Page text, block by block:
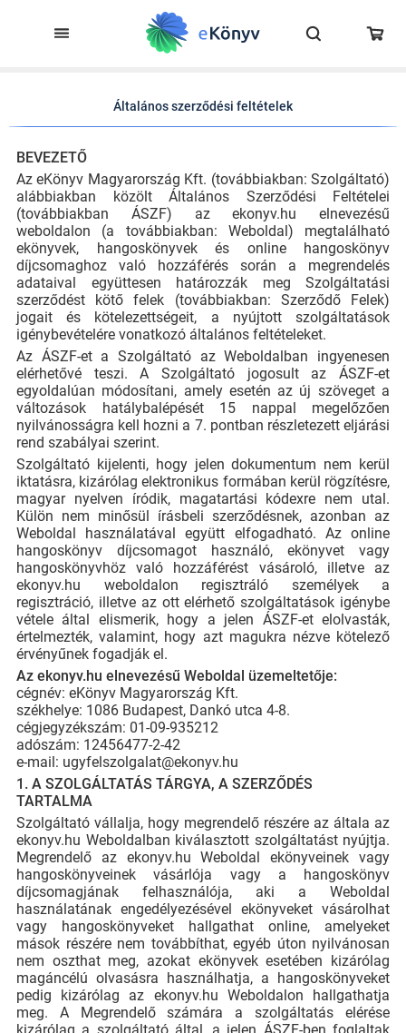
Általános szerződési feltételek
BEVEZETŐ
Az eKönyv Magyarország Kft. (továbbiakban: Szolgáltató)
alábbiakban közölt Általános Szerződési Feltételei
(továbbiakban ÁSZF) az ekonyv.hu elnevezésű
weboldalon (a továbbiakban: Weboldal) megtalálható
ekönyvek, hangoskönyvek és online hangoskönyv
díjcsomaghoz való hozzáférés során a megrendelés
adataival együttesen határozzák meg Szolgáltatási
szerződést kötő felek (továbbiakban: Szerződő Felek)
jogait és kötelezettségeit, a nyújtott szolgáltatások
igénybevételére vonatkozó általános feltételeket.
Az ÁSZF-et a Szolgáltató az Weboldalban ingyenesen
elérhetővé teszi. A Szolgáltató jogosult az ÁSZF-et
egyoldalúan módosítani, amely esetén az új szöveget a
változások hatálybalépését 15 nappal megelőzően
nyilvánosságra kell hozni a 7. pontban részletezett eljárási
rend szabályai szerint.
Szolgáltató kijelenti, hogy jelen dokumentum nem kerül
iktatásra, kizárólag elektronikus formában kerül rögzítésre,
magyar nyelven íródik, magatartási kódexre nem utal.
Külön nem minősül írásbeli szerződésnek, azonban az
Weboldal használatával együtt elfogadható. Az online
hangoskönyv díjcsomagot használó, ekönyvet vagy
hangoskönyvhöz való hozzáférést vásároló, illetve az
ekonyv.hu weboldalon regisztráló személyek a
regisztráció, illetve az ott elérhető szolgáltatások igénybe
vétele által elismerik, hogy a jelen ÁSZF-et elolvasták,
értelmezték, valamint, hogy azt magukra nézve kötelező
érvényűnek fogadják el.
Az ekonyv.hu elnevezésű Weboldal üzemeltetője:
cégnév: eKönyv Magyarország Kft.
székhelye: 1086 Budapest, Dankó utca 4-8.
cégjegyzékszám: 01-09-935212
adószám: 12456477-2-42
e-mail: ugyfelszolgalat@ekonyv.hu
1. A SZOLGÁLTATÁS TÁRGYA, A SZERZŐDÉS
TARTALMA
Szolgáltató vállalja, hogy megrendelő részére az általa az
ekonyv.hu Weboldalban kiválasztott szolgáltatást nyújtja.
Megrendelő az ekonyv.hu Weboldal ekönyveinek vagy
hangoskönyveinek vásárlója vagy a hangoskönyv
díjcsomagjának felhasználója, aki a Weboldal
használatának engedélyezésével ekönyveket vásárolhat
vagy hangoskönyveket hallgathat online, amelyeket
mások részére nem továbbíthat, egyéb úton nyilvánosan
nem oszthat meg, azokat ekönyvek esetében kizárólag
magáncélú olvasásra használhatja, a hangoskönyveket
pedig kizárólag az ekonyv.hu Weboldalon hallgathatja
meg. A Megrendelő számára a szolgáltatás elérése